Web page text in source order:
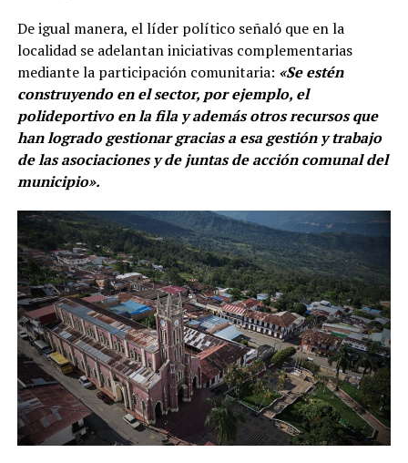
De igual manera, el líder político señaló que en la
localidad se adelantan iniciativas complementarias
mediante la participación comunitaria: «Se estén
construyendo en el sector, por ejemplo, el
polideportivo en la fila y además otros recursos que
han logrado gestionar gracias a esa gestión y trabajo
de las asociaciones y de juntas de acción comunal del
municipio».